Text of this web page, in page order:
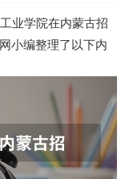
业学院在内蒙古招
小编整理了以下内